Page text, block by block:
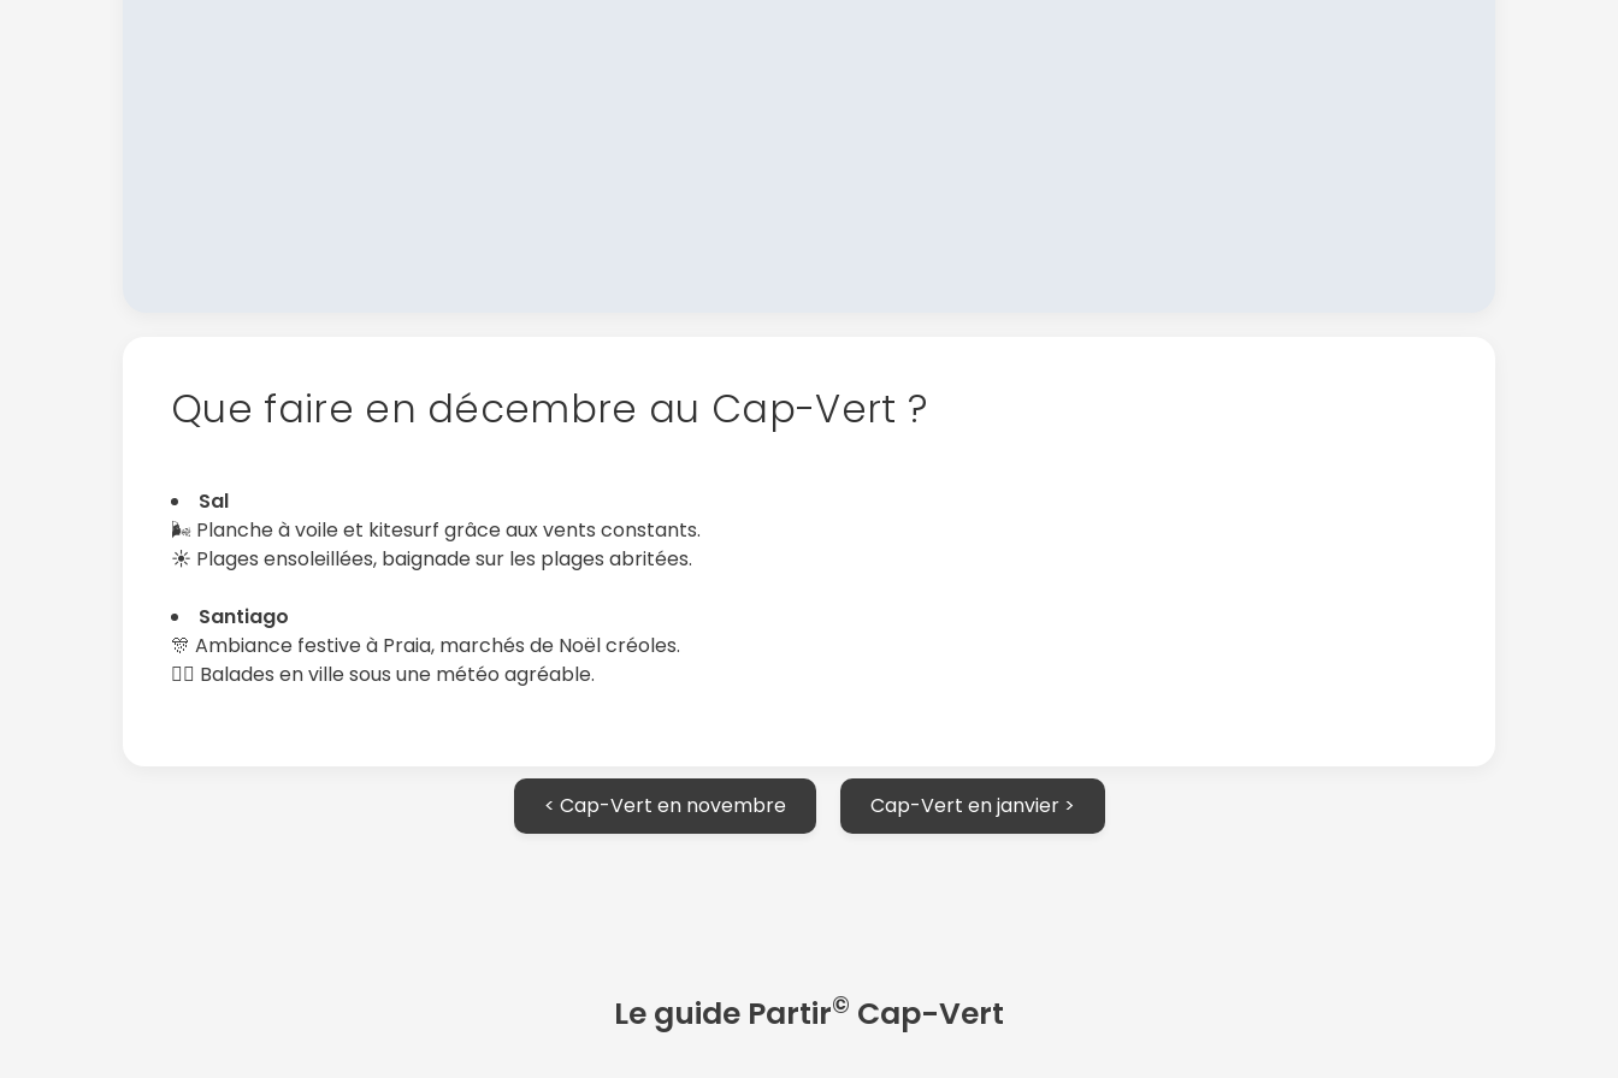
Que faire en décembre au Cap-Vert ?
Sal
🌬️ Planche à voile et kitesurf grâce aux vents constants.
☀️ Plages ensoleillées, baignade sur les plages abritées.
Santiago
🎊 Ambiance festive à Praia, marchés de Noël créoles.
🚶‍♂️ Balades en ville sous une météo agréable.
< Cap-Vert en novembre Cap-Vert en janvier >
Le guide Partir© Cap-Vert